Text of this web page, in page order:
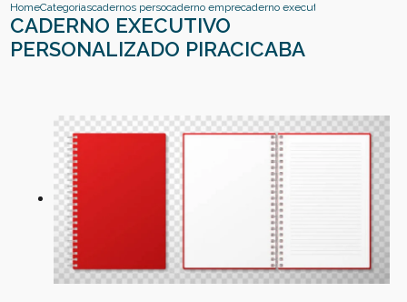
HomeCategoriascadernos personalizadoscaderno empresarial personalizado
caderno executivo personalizado
CADERNO EXECUTIVO
PERSONALIZADO PIRACICABA